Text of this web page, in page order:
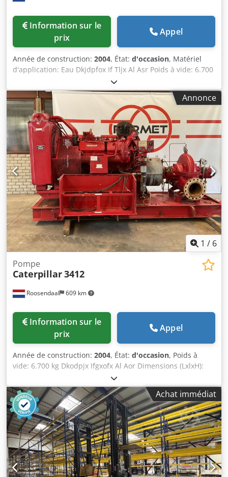
prix
Appel
Année de construction: 2004, État: d'occasion, Matériel
d'application: Eau Dkjdpfox If Tljx Al Asr Poids à vide: 6.700
kg Dimensions (LxlxH): 390 x 170 x 210 cm
Annonce
1 / 6
Roosendaal 609 km
Pompe
Caterpillar3412
prix
Appel
Année de construction: 2004, État: d'occasion, Poids à
vide: 6.700 kg Dkodpjx Ifgxofx Al Aor Dimensions (LxlxH):
Achat immédiat